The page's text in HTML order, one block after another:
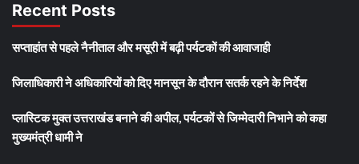
Recent Posts
सप्ताहांत से पहले नैनीताल और मसूरी में बढ़ी पर्यटकों की आवाजाही
जिलाधिकारी ने अधिकारियों को दिए मानसून के दौरान सतर्क रहने के निर्देश
प्लास्टिक मुक्त उत्तराखंड बनाने की अपील, पर्यटकों से जिम्मेदारी निभाने को कहा
मुख्यमंत्री धामी ने